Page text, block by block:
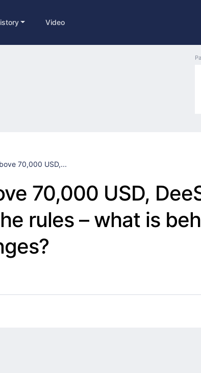
Video
70,000 USD,...
70,000 USD,
rules – what is